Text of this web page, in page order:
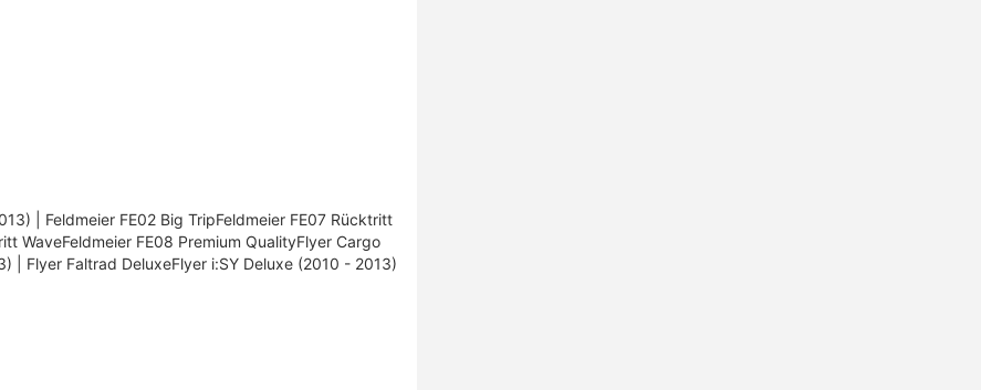
| Feldmeier FE02 Big TripFeldmeier FE07 Rücktritt
WaveFeldmeier FE08 Premium QualityFlyer Cargo
| Flyer Faltrad DeluxeFlyer i:SY Deluxe (2010 - 2013)